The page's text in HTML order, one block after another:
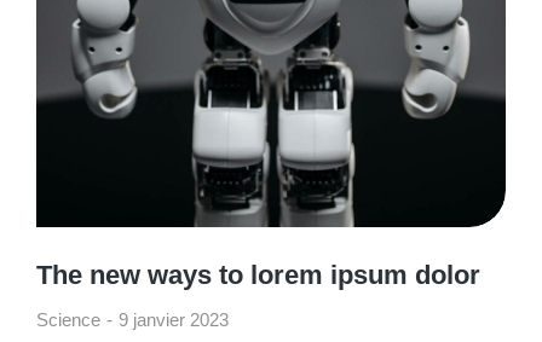
The new ways to lorem ipsum dolor
Science 9 janvier 2023